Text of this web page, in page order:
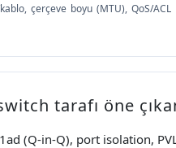
çerçeve boyu (MTU), QoS/
tarafı öne
(Q-in-Q), port isolation,